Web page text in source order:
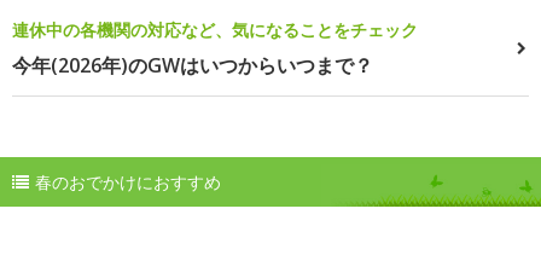
連休中の各機関の対応など、気になることをチェック
今年(2026年)のGWはいつからいつまで？
春のおでかけにおすすめ